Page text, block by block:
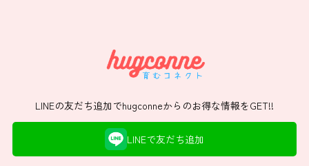
LINEの友だち追加でhugconneからのお得な情報をGET!!
LINEで友だち追加